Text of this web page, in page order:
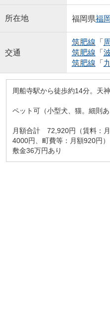
所在地 福岡県福
交通
筑肥線 「
筑肥線 「
筑肥線 「
周船寺駅から徒歩約14分。天
ペット可（小型犬、猫。細則あ
月額合計 72,920円（賃料：
4000円、町費等：月額920円）
敷金36万円あり